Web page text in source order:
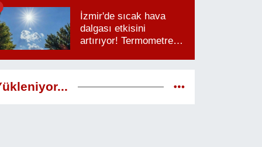
İzmir'de sıcak hava
dalgası etkisini
artırıyor! Termometreler